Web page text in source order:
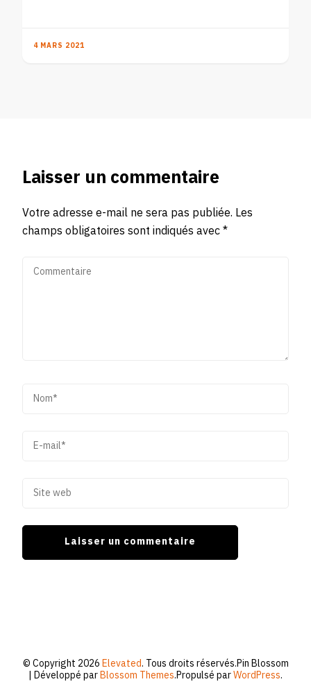
4 MARS 2021
Laisser un commentaire
Votre adresse e-mail ne sera pas publiée. Les
champs obligatoires sont indiqués avec*
© Copyright 2026Elevated. Tous droits réservés.Pin Blossom
| Développé parBlossom Themes.Propulsé parWordPress.